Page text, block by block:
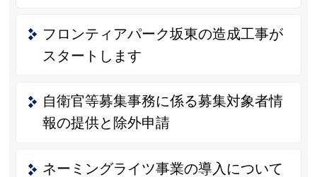
フロンティアパーク坂東の造成工事が
スタートします
自衛官等募集事務に係る募集対象者情
報の提供と除外申請
ネーミングライツ事業の導入について